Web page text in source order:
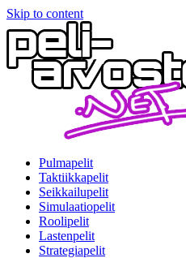
Skip to content
Pulmapelit
Taktiikkapelit
Seikkailupelit
Simulaatiopelit
Roolipelit
Lastenpelit
Strategiapelit